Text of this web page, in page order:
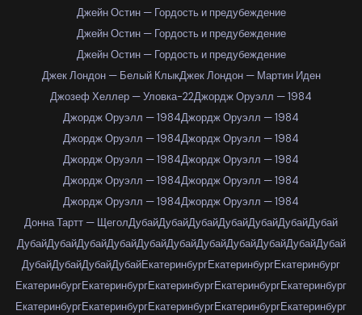
Джейн Остин — Гордость и предубеждение
Джейн Остин — Гордость и предубеждение
Джейн Остин — Гордость и предубеждение
Джек Лондон — Белый КлыкДжек Лондон — Мартин Иден
Джозеф Хеллер — Уловка-22Джордж Оруэлл — 1984
Джордж Оруэлл — 1984Джордж Оруэлл — 1984
Джордж Оруэлл — 1984Джордж Оруэлл — 1984
Джордж Оруэлл — 1984Джордж Оруэлл — 1984
Джордж Оруэлл — 1984Джордж Оруэлл — 1984
Джордж Оруэлл — 1984Джордж Оруэлл — 1984
Донна Тартт — ЩеголДубайДубайДубайДубайДубайДубайДубай
ДубайДубайДубайДубайДубайДубайДубайДубайДубайДубайДубай
ДубайДубайДубайДубайЕкатеринбургЕкатеринбургЕкатеринбург
ЕкатеринбургЕкатеринбургЕкатеринбургЕкатеринбургЕкатеринбург
ЕкатеринбургЕкатеринбургЕкатеринбургЕкатеринбургЕкатеринбург